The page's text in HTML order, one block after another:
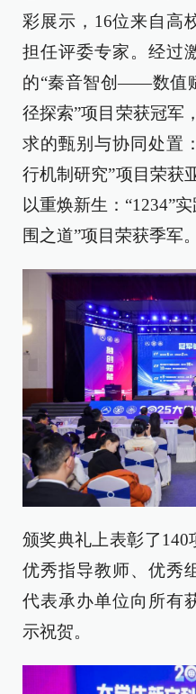
彩展示，16位来自高
担任评委专家。经过
的“秦音智创——数值
径探索”项目荣获冠军
求的甄别与协同处置
行机制研究”项目荣获
以重焕新生：“1234”
围之道”项目荣获季军。
颁奖典礼上表彰了140
优秀指导教师、优秀
代表承办单位向所有
示祝贺。